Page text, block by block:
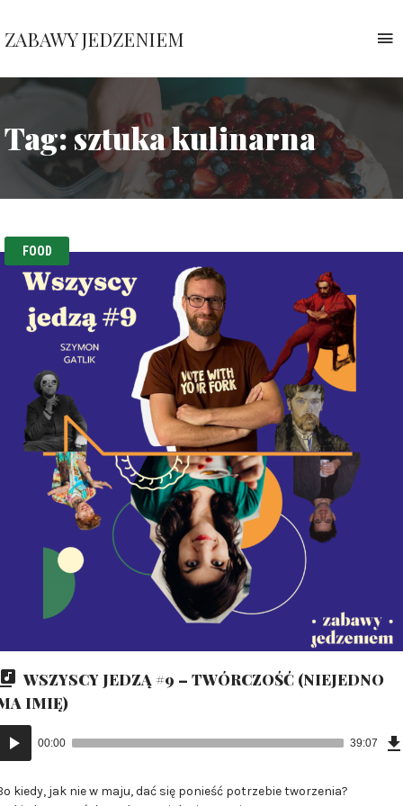
ZABAWY JEDZENIEM
Nawrockiej
Tag:sztuka kulinarna
FOOD
WSZYSCY JEDZĄ #9 – TWÓRCZOŚĆ (NIEJEDNO
IMIĘ)
00:00 39:07
kiedy, jak nie w maju, dać się ponieść potrzebie tworzenia?